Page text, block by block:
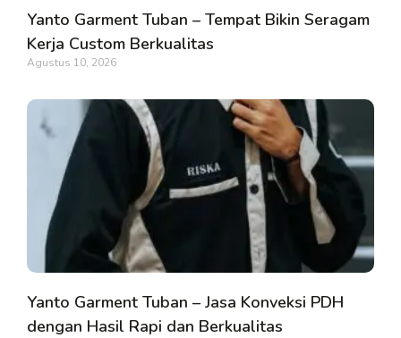
Yanto Garment Tuban – Tempat Bikin Seragam
Kerja Custom Berkualitas
Agustus 10, 2026
Yanto Garment Tuban – Jasa Konveksi PDH
dengan Hasil Rapi dan Berkualitas